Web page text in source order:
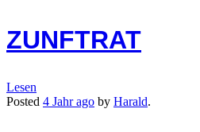
ZUNFTRAT
Lesen
Posted 4 Jahrago by Harald.